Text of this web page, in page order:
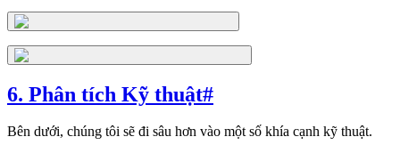
6. Phân tích Kỹ thuật#
Bên dưới, chúng tôi sẽ đi sâu hơn vào một số khía cạnh kỹ thuật.